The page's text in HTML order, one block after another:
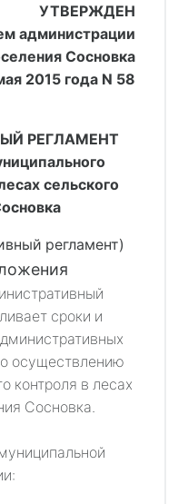
УТВЕРЖДЕН
администрации
Сосновка
2015 года N 58
РЕГЛАМЕНТ
сельского
регламент)
сроки и
осуществлению
контроля в лесах
Сосновка.